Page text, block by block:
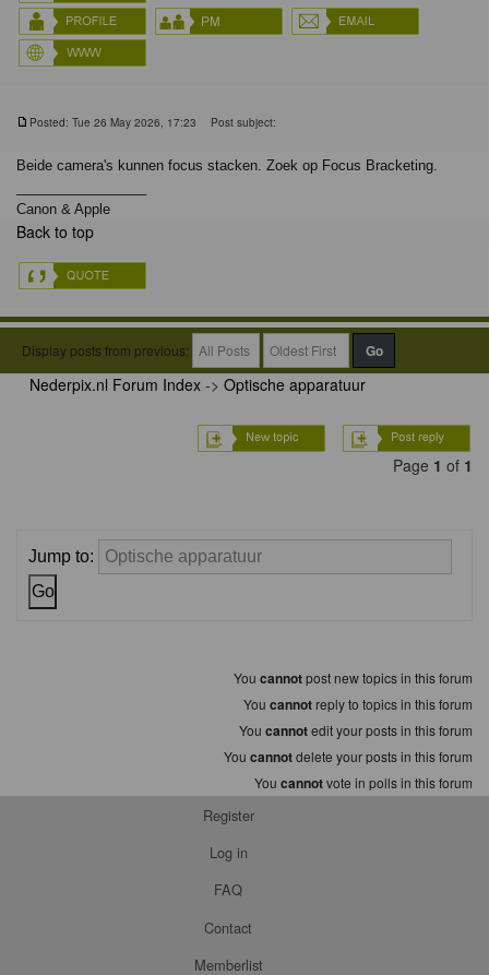
Posted: Tue 26 May 2026, 17:23 Post subject:
Beide camera's kunnen focus stacken. Zoek op Focus Bracketing.
Canon & Apple
Back to top
Display posts from previous:
Nederpix.nl Forum Index -> Optische apparatuur
Page 1 of 1
Jump to:
You cannotpost new topics in this forum
You cannot reply to topics in this forum
You cannotedit your posts in this forum
You cannotdelete your posts in this forum
You cannotvote in polls in this forum
Register
Log in
FAQ
Contact
Memberlist